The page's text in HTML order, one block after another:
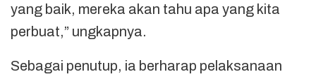
yang baik, mereka akan tahu apa yang kita
perbuat,” ungkapnya.
Sebagai penutup, ia berharap pelaksanaan